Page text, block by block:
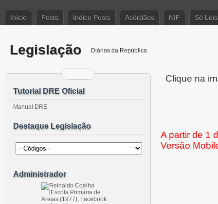
Início Posts Índice Posts Acórdãos NIF Só Leis
Legislação Diários da República
Clique na
A partir de 1
Versão
Tutorial DRE Oficial
Manual DRE
Destaque Legislação
Administrador